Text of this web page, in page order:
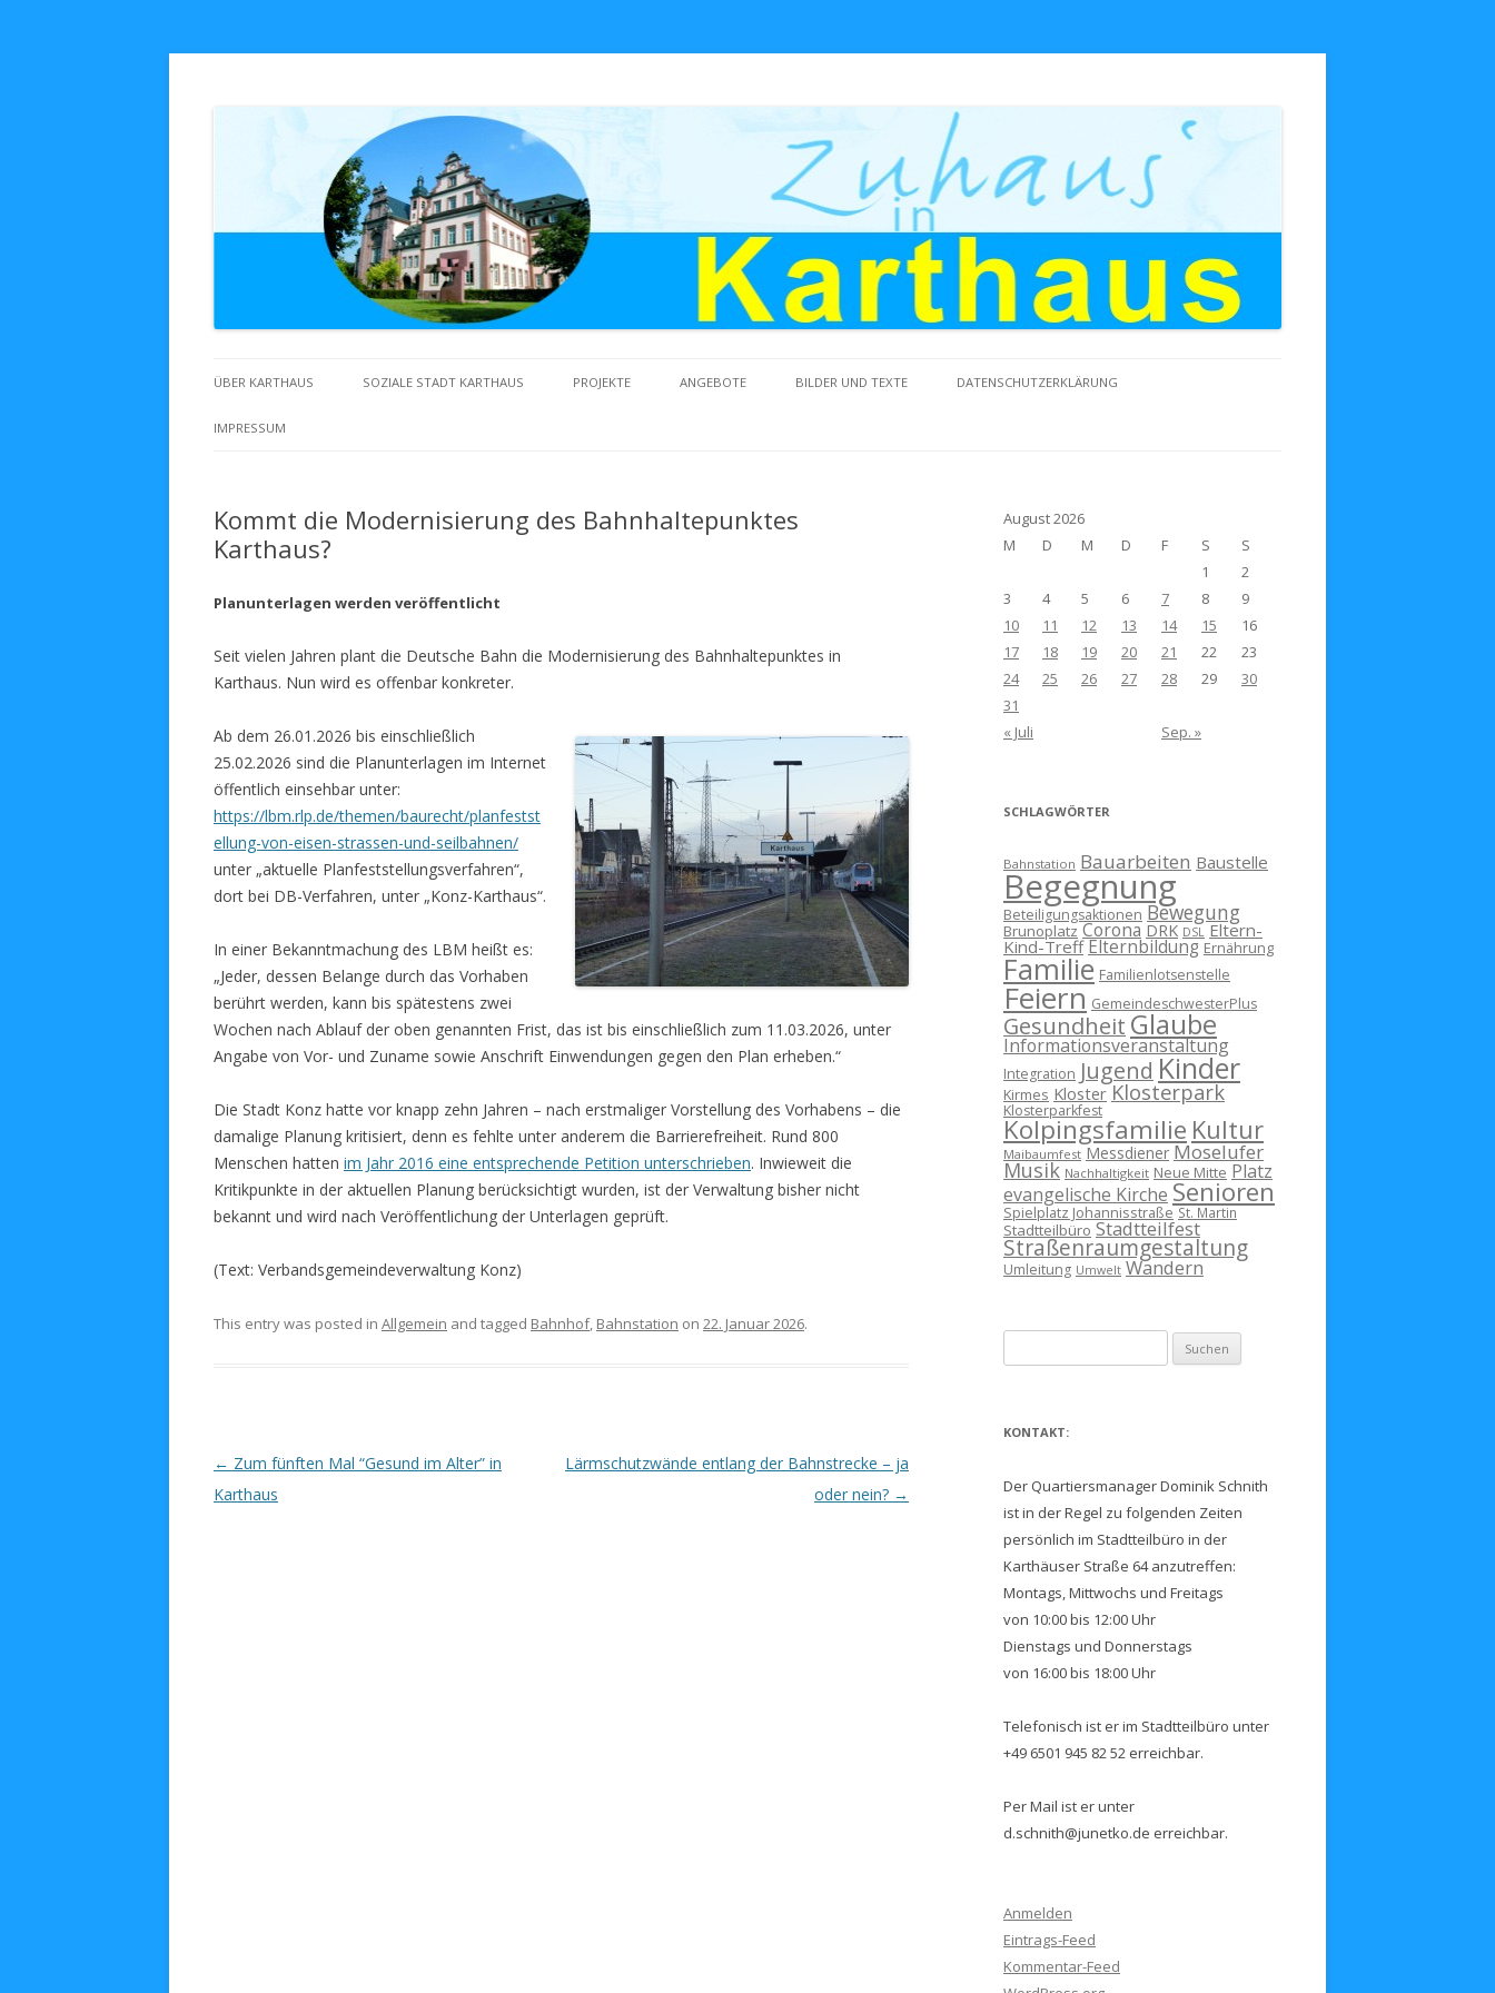
Zuhaus in Karthaus
ÜBER KARTHAUS SOZIALE STADT KARTHAUS PROJEKTE ANGEBOTE BILDER UND TEXTE DATENSCHUTZERKLÄRUNG
IMPRESSUM
Kommt die Modernisierung des Bahnhaltepunktes
Karthaus?
Planunterlagen werden veröffentlicht
Seit vielen Jahren plant die Deutsche Bahn die Modernisierung des Bahnhaltepunktes in
Karthaus. Nun wird es offenbar konkreter.
Ab dem 26.01.2026 bis einschließlich
25.02.2026 sind die Planunterlagen im Internet
öffentlich einsehbar unter:
https://lbm.rlp.de/themen/baurecht/planfestst
ellung-von-eisen-strassen-und-seilbahnen/
unter „aktuelle Planfeststellungsverfahren“,
dort bei DB-Verfahren, unter „Konz-Karthaus“.
In einer Bekanntmachung des LBM heißt es:
„Jeder, dessen Belange durch das Vorhaben
berührt werden, kann bis spätestens zwei
Wochen nach Ablauf der oben genannten Frist, das ist bis einschließlich zum 11.03.2026, unter
Angabe von Vor- und Zuname sowie Anschrift Einwendungen gegen den Plan erheben.“
Die Stadt Konz hatte vor knapp zehn Jahren – nach erstmaliger Vorstellung des Vorhabens – die
damalige Planung kritisiert, denn es fehlte unter anderem die Barrierefreiheit. Rund 800
Menschen hatten im Jahr 2016 eine entsprechende Petition unterschrieben. Inwieweit die
Kritikpunkte in der aktuellen Planung berücksichtigt wurden, ist der Verwaltung bisher nicht
bekannt und wird nach Veröffentlichung der Unterlagen geprüft.
(Text: Verbandsgemeindeverwaltung Konz)
This entry was posted in Allgemein and tagged Bahnhof, Bahnstation on 22. Januar 2026.
Post navigation
← Zum fünften Mal “Gesund im Alter” in
Karthaus
Lärmschutzwände entlang der Bahnstrecke – ja
oder nein? →
August 2026
M
D M D F S
S
1
2
3
4 5 6 7 8
9
10
11 12 13 14 15
16
17
18 19 20 21 22
23
24
25 26 27 28 29
30
31
« Juli
Sep. »
SCHLAGWÖRTER
Bahnstation Bauarbeiten Baustelle
Begegnung
Beteiligungsaktionen Bewegung
Brunoplatz Corona DRK DSL Eltern-
Kind-Treff Elternbildung Ernährung
Familie Familienlotsenstelle
Feiern GemeindeschwesterPlus
Gesundheit Glaube
Informationsveranstaltung
Integration Jugend Kinder
Kirmes Kloster Klosterpark
Klosterparkfest
Kolpingsfamilie Kultur
Maibaumfest Messdiener Moselufer
Musik Nachhaltigkeit Neue Mitte Platz
evangelische Kirche Senioren
Spielplatz Johannisstraße St. Martin
Stadtteilbüro Stadtteilfest
Straßenraumgestaltung
Umleitung Umwelt Wandern
nach:
KONTAKT:
Der Quartiersmanager Dominik Schnith
ist in der Regel zu folgenden Zeiten
persönlich im Stadtteilbüro in der
Karthäuser Straße 64 anzutreffen:
Montags, Mittwochs und Freitags
von 10:00 bis 12:00 Uhr
Dienstags und Donnerstags
von 16:00 bis 18:00 Uhr
Telefonisch ist er im Stadtteilbüro unter
+49 6501 945 82 52 erreichbar.
Per Mail ist er unter
d.schnith@junetko.de erreichbar.
Anmelden
Eintrags-Feed
Kommentar-Feed